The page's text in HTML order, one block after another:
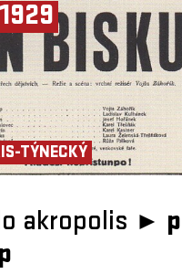
TÝNECKÝ
akropolis ►